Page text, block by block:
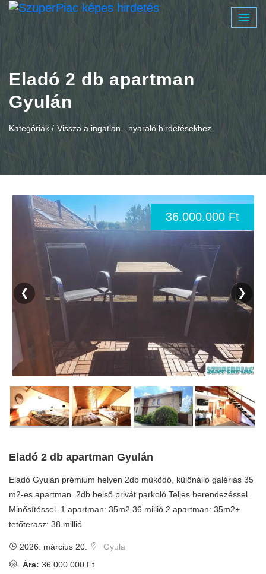
Eladó 2 db apartman
Gyulán
Kategóriák / Vissza a ingatlan - nyaraló hirdetésekhez
36.000.000 Ft
❮ ❯
Eladó 2 db apartman Gyulán
Eladó Gyulán prémium helyen 2db működő, különálló galériás 35
m2-es apartman. 2db belső privát parkoló.Teljes berendezéssel.
Minősítéssel. 1 apartman: 35m2 36 millió 2 apartman: 35m2+
tetőterasz: 38 millió
2026. március 20.
Gyula
Ára: 36.000.000 Ft